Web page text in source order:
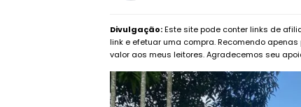
Divulgação:Este site pode conter links de
link e efetuar uma compra. Recomendo
valor aos meus leitores. Agradecemos seu